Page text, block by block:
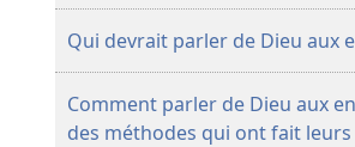
2011 2011
Qui devrait parler de Dieu aux
Comment parler de Dieu aux
des méthodes qui ont fait